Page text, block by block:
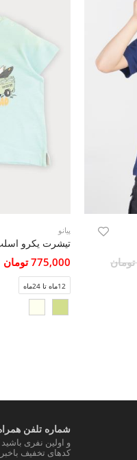
پیانو
تیشرت یکرو
775,000 تومان
12ماه تا 24ماه
شماره تلفن
و اولین نفری
کدهای تخفیف